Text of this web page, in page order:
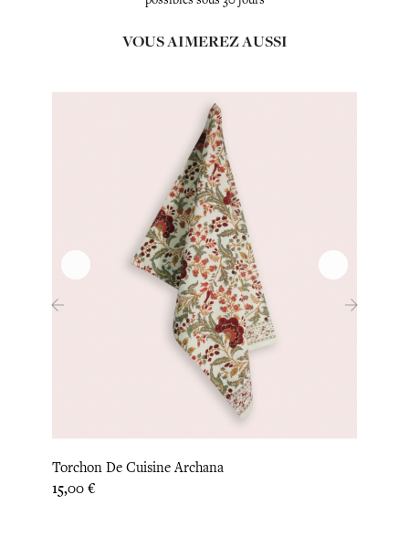
VOUS AIMEREZ AUSSI
Torchon De Cuisine Archana
Prix
15,00 €